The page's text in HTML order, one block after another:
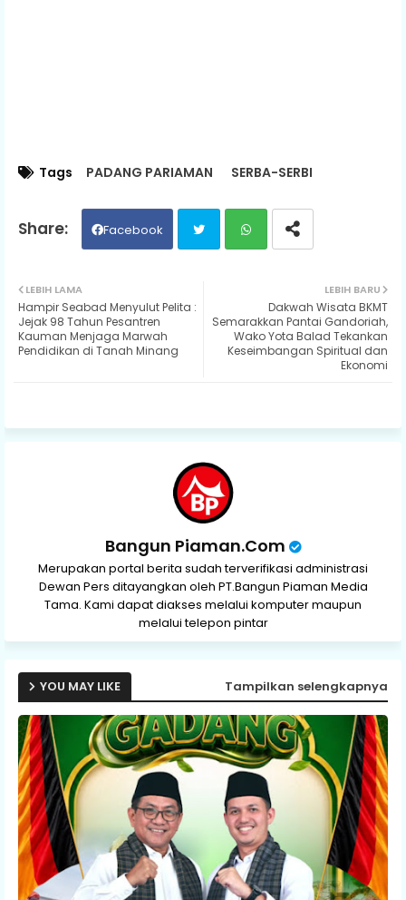
Tags PADANG PARIAMAN SERBA-SERBI
Facebook
ter
ap
LEBIH BARU
Dakwah Wisata BKMT
Semarakkan Pantai Gandoriah,
Wako Yota Balad Tekankan
Keseimbangan Spiritual dan
Ekonomi
LEBIH LAMA
Hampir Seabad Menyulut Pelita :
Jejak 98 Tahun Pesantren
Kauman Menjaga Marwah
Pendidikan di Tanah Minang
Bangun Piaman.Com
Merupakan portal berita sudah terverifikasi administrasi
Dewan Pers ditayangkan oleh PT.Bangun Piaman Media
Tama. Kami dapat diakses melalui komputer maupun
melalui telepon pintar
YOU MAY LIKE Tampilkan selengkapnya